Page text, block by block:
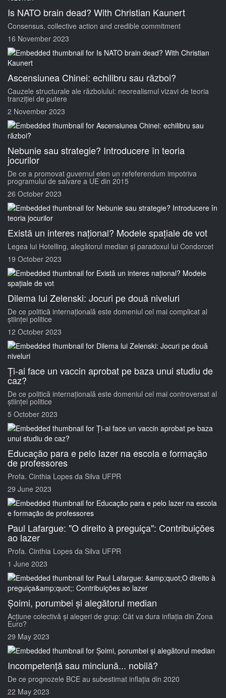
Is NATO brain dead? With Christian Kaunert
Consensus, collective action and credible commitment
16 November 2023
Ascensiunea Chinei: echilibru sau război?
Cauzele structurale ale războiului: neorealismul vizavi de teoria
tranziției de putere
2 November 2023
Nebunie sau strategie? Introducere în teoria
jocurilor
De ce a promovat guvernul elen un refeferendum impotriva
programului de salvare a UE din 2015
26 October 2023
Există un interes național? Modele spațiale de vot
Legea lui Hotelling, alegătorul median și paradoxul lui Condorcet
19 October 2023
Dilema lui Zelenski: Jocuri pe două niveluri
De ce politică internațională este domeniul cel mai complicat al
științei politice
12 October 2023
Ți-ai face un vaccin aprobat pe baza unui studiu de
caz?
De ce politică internațională este domeniul cel mai controversat al
științei politice
5 October 2023
Educação para e pelo lazer na escola e formação
de professores
Profa. Cinthia Lopes da Silva UFPR
29 June 2023
Paul Lafargue: "O direito à preguiça": Contribuições
ao lazer
Profa. Cinthia Lopes da Silva UFPR
1 June 2023
Șoimi, porumbei și alegătorul median
Acțiune colectivă și alegeri de grup: Cât va dura inflația din Zona
Euro?
29 May 2023
Incompetență sau minciună... nobilă?
De ce prognozele BCE au subestimat inflația din 2020
22 May 2023